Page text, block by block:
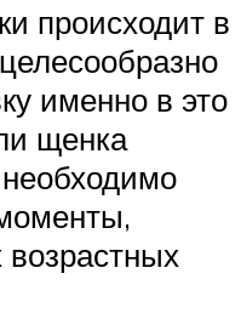
происходит в
именно в это
щенка